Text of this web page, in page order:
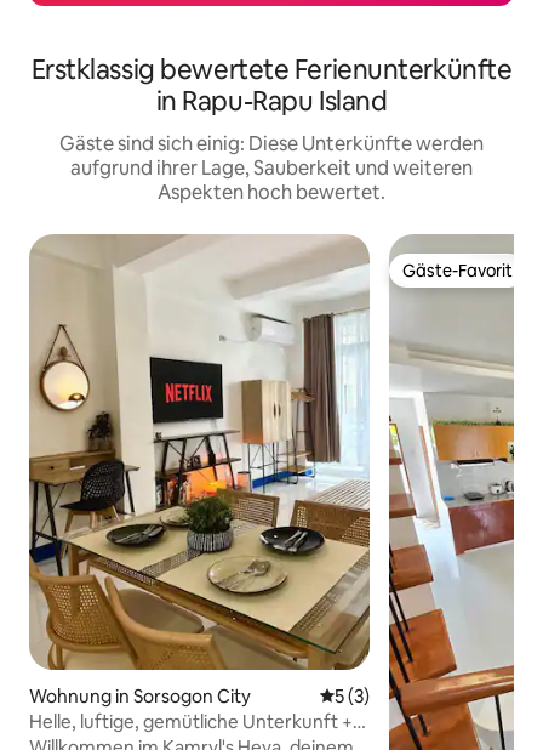
Erstklassig bewertete Ferienunterkünfte
in Rapu-Rapu Island
Gäste sind sich einig: Diese Unterkünfte werden
aufgrund ihrer Lage, Sauberkeit und weiteren
Aspekten hoch bewertet.
Wohnung in Sorsogon City Durchschnittliche
5 (3)
Helle, luftige, gemütliche Unterkunft +
Balkon, WLAN und Netflix
Gäste-Favorit
Gäste-Favorit